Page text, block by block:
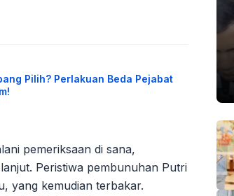
Pilih? Perlakuan Beda Pejabat
pemeriksaan di sana,
Peristiwa pembunuhan Putri
yang kemudian terbakar.